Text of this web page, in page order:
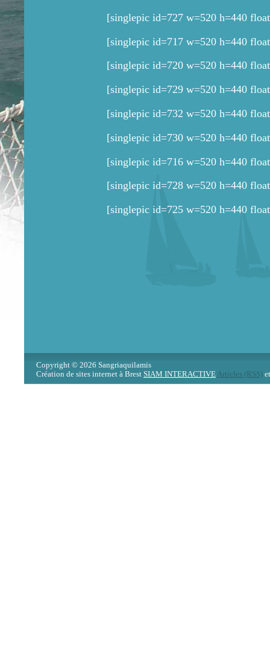
[singlepic id=727 w=520 h=440
[singlepic id=717 w=520 h=440
[singlepic id=720 w=520 h=440
[singlepic id=729 w=520 h=440
[singlepic id=732 w=520 h=440
[singlepic id=730 w=520 h=440
[singlepic id=716 w=520 h=440
[singlepic id=728 w=520 h=440
[singlepic id=725 w=520 h=440
Copyright © 2026 Sangriaquilamis
Création de sites internet à Brest SIAM INTERACTIVE Articles (RSS)